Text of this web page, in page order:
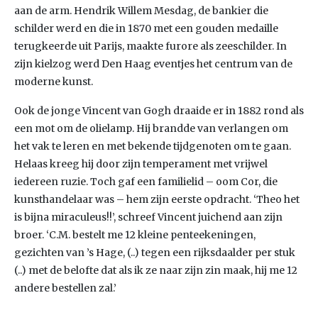
aan de arm. Hendrik Willem Mesdag, de bankier die
schilder werd en die in 1870 met een gouden medaille
terugkeerde uit Parijs, maakte furore als zeeschilder. In
zijn kielzog werd Den Haag eventjes het centrum van de
moderne kunst.
Ook de jonge Vincent van Gogh draaide er in 1882 rond als
een mot om de olielamp. Hij brandde van verlangen om
het vak te leren en met bekende tijdgenoten om te gaan.
Helaas kreeg hij door zijn temperament met vrijwel
iedereen ruzie. Toch gaf een familielid – oom Cor, die
kunsthandelaar was – hem zijn eerste opdracht. ‘Theo het
is bijna miraculeus!!’, schreef Vincent juichend aan zijn
broer. ‘C.M. bestelt me 12 kleine penteekeningen,
gezichten van ’s Hage, (..) tegen een rijksdaalder per stuk
(..) met de belofte dat als ik ze naar zijn zin maak, hij me 12
andere bestellen zal.’